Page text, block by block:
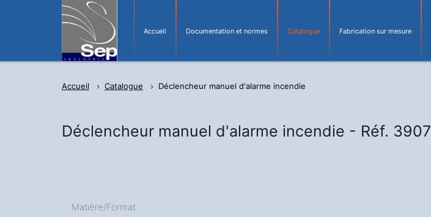
Accueil Documentation et normes Catalogue Fabrication sur mesure
Accueil Catalogue Déclencheur manuel d'alarme incendie
Déclencheur manuel d'alarme incendie - Réf. 3907
Matière/Format